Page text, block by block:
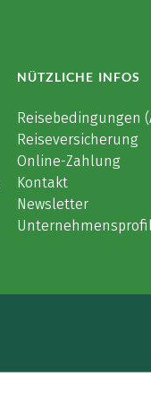
NÜTZLICHE INFOS
Reisebedingungen
Reiseversicherung
Online-Zahlung
Kontakt
Newsletter